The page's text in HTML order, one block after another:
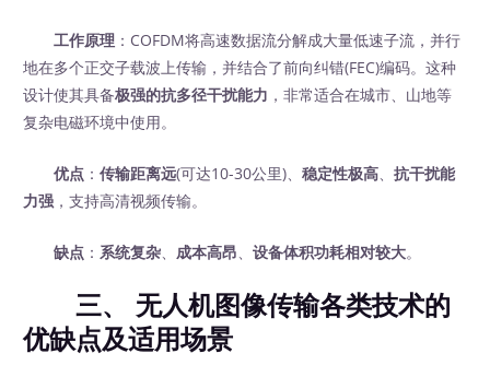
工作原理 ：COFDM将高速数据流分解成大量低速子流，并行
地在多个正交子载波上传输，并结合了前向纠错(FEC)编码。这种
设计使其具备极强的抗多径干扰能力 ，非常适合在城市、山地等
复杂电磁环境中使用。
优点 ：传输距离远(可达10-30公里)、稳定性极高 、抗干扰能
力强 ，支持高清视频传输。
缺点 ： 系统复杂 成本高昂 、设备体积功耗相对较大。
三、 无人机图像传输各类技术的
优缺点及适用场景